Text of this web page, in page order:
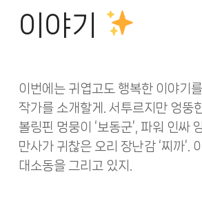
이야기
이번에는 귀엽고도 행복한 이야기
작가를 소개할게. 서투르지만 엉뚱
볼링핀 멍뭉이 ‘보동군’, 파워 인싸
만사가 귀찮은 오리 장난감 ‘찌까’.
대소동을 그리고 있지.